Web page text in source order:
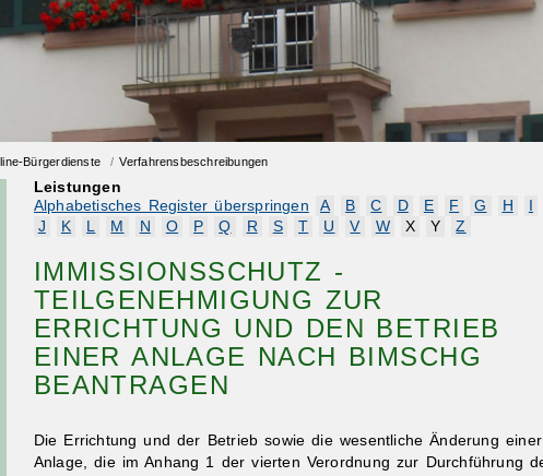
Bürgerdienste /Verfahrensbeschreibungen
Leistungen
Alphabetisches Register überspringen
A B C D E F G H
J
K L M N O P Q R S T U V W X Y Z
IMMISSIONSSCHUTZ -
TEILGENEHMIGUNG ZUR
ERRICHTUNG UND DEN BETRIEB
EINER ANLAGE NACH BIMSCHG
BEANTRAGEN
Die Errichtung und der Betrieb sowie die wesentliche Änderung einer
Anlage, die im Anhang 1 der vierten Verordnung zur Durchführung